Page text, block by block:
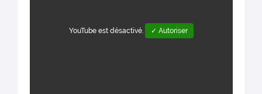
YouTube est désactivé. ✓ Autoriser